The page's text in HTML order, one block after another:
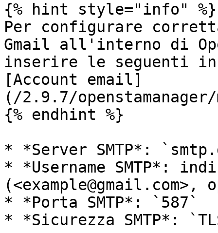
{% hint style="info" %}
Per configurare
Gmail all'interno di
inserire le seguenti
[Account email]
(/2.9.7/
{% endhint %}
* *Server SMTP*:
* *Username SMTP*:
(<example@gmail.com>,
* *Porta SMTP*: `587`
* *Sicurezza SMTP*: